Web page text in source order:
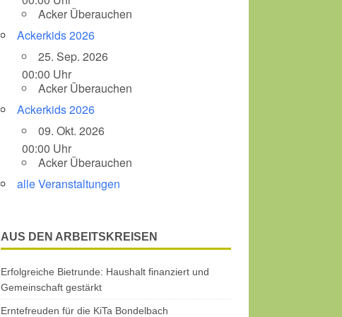
Acker Überauchen
Ackerkids 2026
25. Sep. 2026
00:00 Uhr
Acker Überauchen
Ackerkids 2026
09. Okt. 2026
00:00 Uhr
Acker Überauchen
alle Veranstaltungen
AUS DEN ARBEITSKREISEN
Erfolgreiche Bietrunde: Haushalt finanziert und
Gemeinschaft gestärkt
Erntefreuden für die KiTa Bondelbach